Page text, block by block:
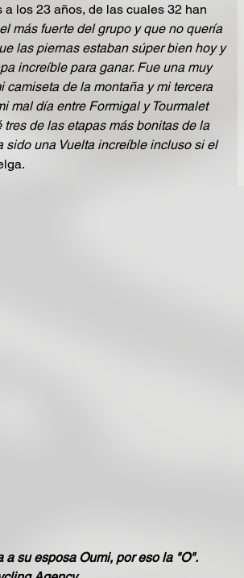
los 23 años, de las cuales 32 han
más fuerte del grupo y que no quería
las piernas estaban súper bien hoy y
increíble para ganar. Fue una muy
de la montaña y mi tercera
mal día entre Formigal y Tourmalet
de las etapas más bonitas de la
sido una Vuelta increíble incluso si el
su esposa Oumi, por eso la "O".